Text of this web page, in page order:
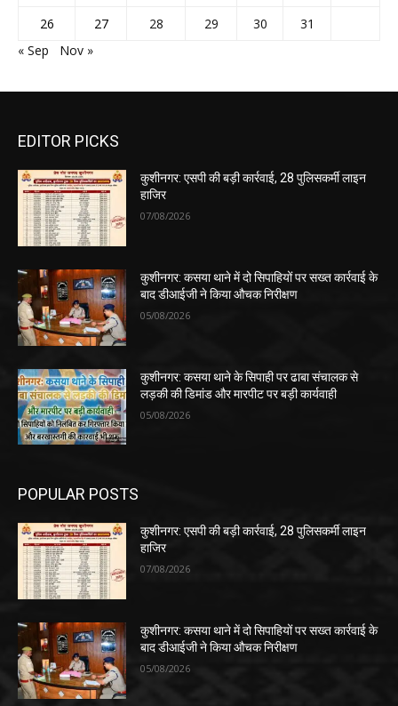
26
27 28 29 30
31
« Sep
Nov »
EDITOR PICKS
कुशीनगर: एसपी की बड़ी कार्रवाई, 28 पुलिसकर्मी लाइन
हाजिर
07/08/2026
कुशीनगर: कसया थाने में दो सिपाहियों पर सख्त कार्रवाई के
बाद डीआईजी ने किया औचक निरीक्षण
05/08/2026
कुशीनगर: कसया थाने के सिपाही पर ढाबा संचालक से
लड़की की डिमांड और मारपीट पर बड़ी कार्यवाही
05/08/2026
POPULAR POSTS
कुशीनगर: एसपी की बड़ी कार्रवाई, 28 पुलिसकर्मी लाइन
हाजिर
07/08/2026
कुशीनगर: कसया थाने में दो सिपाहियों पर सख्त कार्रवाई के
बाद डीआईजी ने किया औचक निरीक्षण
05/08/2026